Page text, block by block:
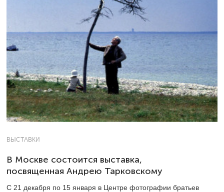
ВЫСТАВКИ
В Москве состоится выставка,
посвященная Андрею Тарковскому
С 21 декабря по 15 января в Центре фотографии братьев